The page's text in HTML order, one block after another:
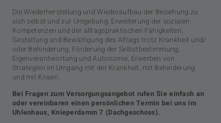
Die Wiederherstellung und Wiederaufbau der Beziehung zu
sich selbst und zur Umgebung, Erweiterung der sozialen
Kompetenzen und der alltagspraktischen Fähigkeiten,
Gestaltung und Bewältigung des Alltags trotz Krankheit und/
oder Behinderung, Förderung der Selbstbestimmung,
Eigenverantwortung und Autonomie, Erwerben von
Strategien im Umgang mit der Krankheit, mit Behinderung
und mit Krisen.
Bei Fragen zum Versorgungsangebot rufen Sie einfach an
oder vereinbaren einen persönlichen Termin bei uns im
Uhlenhaus, Knieperdamm 7 (Dachgeschoss).